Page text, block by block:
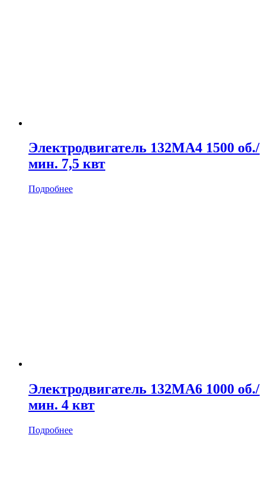
Электродвигатель 132MA4 1500 об./
мин. 7,5 квт
Подробнее
Электродвигатель 132MA6 1000 об./
мин. 4 квт
Подробнее